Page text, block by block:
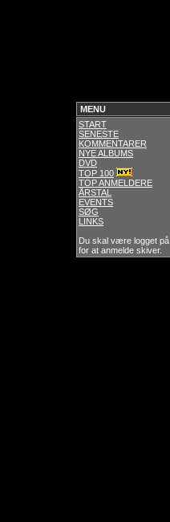
MENU
START
SENESTE
KOMMENTARER
NYE ALBUMS
DVD
TOP 100
TOP ANMELDERE
ÅRSTAL
EVENTS
SØG
LINKS
Du skal være logget på
for at anmelde skiver.